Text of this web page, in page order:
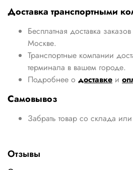
Доставка транспортными
Бесплатная доставка
Москве.
Транспортные компании
терминала в вашем городе.
Подробнее о доставке и
Самовывоз
Забрать товар со склада
Отзывы